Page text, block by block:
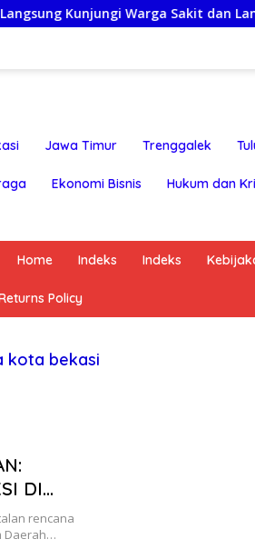
Warga Sakit dan Lansia
Jawa Timur Trenggalek
Ekonomi Bisnis Hukum dan
Home Indeks Indeks
Policy
kota bekasi
DI
rencana
Daerah…